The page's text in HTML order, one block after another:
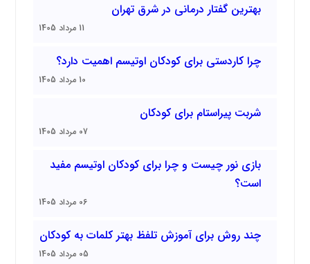
بهترین گفتار درمانی در شرق تهران
11 مرداد 1405
چرا کاردستی برای کودکان اوتیسم اهمیت دارد؟
10 مرداد 1405
شربت پیراستام برای کودکان
07 مرداد 1405
بازی نور چیست و چرا برای کودکان اوتیسم مفید
است؟
06 مرداد 1405
چند روش برای آموزش تلفظ بهتر کلمات به کودکان
05 مرداد 1405